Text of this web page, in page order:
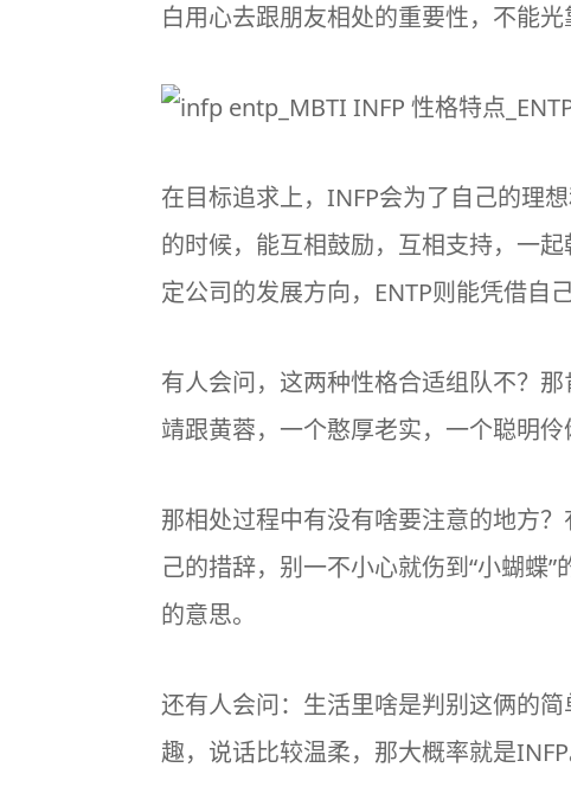
白用心去跟朋友相处的重要性，不能光
在目标追求上，INFP会为了自己的理
的时候，能互相鼓励，互相支持，一
定公司的发展方向，ENTP则能凭借自
有人会问，这两种性格合适组队不？
靖跟黄蓉，一个憨厚老实，一个聪明伶
那相处过程中有没有啥要注意的地方
己的措辞，别一不小心就伤到“小蝴蝶
的意思。
还有人会问：生活里啥是判别这俩的
趣，说话比较温柔，那大概率就是